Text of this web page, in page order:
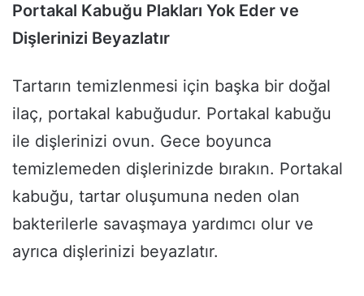
Portakal Kabuğu Plakları Yok Eder ve
Dişlerinizi Beyazlatır
Tartarın temizlenmesi için başka bir doğal
ilaç, portakal kabuğudur. Portakal kabuğu
ile dişlerinizi ovun. Gece boyunca
temizlemeden dişlerinizde bırakın. Portakal
kabuğu, tartar oluşumuna neden olan
bakterilerle savaşmaya yardımcı olur ve
ayrıca dişlerinizi beyazlatır.